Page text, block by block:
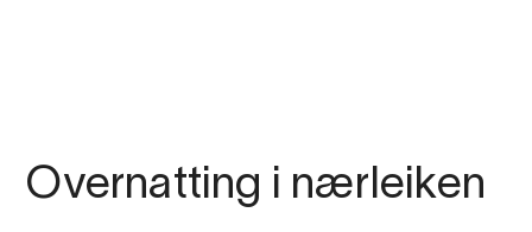
Overnatting i nærleiken